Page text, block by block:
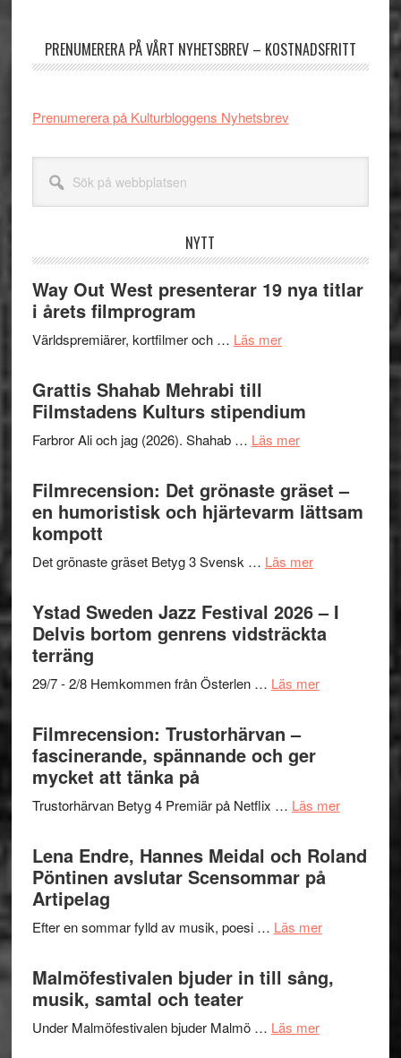
PRENUMERERA PÅ VÅRT NYHETSBREV – KOSTNADSFRITT
Prenumerera på Kulturbloggens Nyhetsbrev
webbplatsen
NYTT
Way Out West presenterar 19 nya titlar
i årets filmprogram
Världspremiärer, kortfilmer och … Läs merom
presenterar
19
titlar
i
Grattis Shahab Mehrabi till
Filmstadens Kulturs stipendium
Farbror Ali och jag (2026). Shahab … Läs merom
Shahab
Mehrabi
till
Kulturs
Filmrecension: Det grönaste gräset –
en humoristisk och hjärtevarm lättsam
kompott
Det grönaste gräset Betyg 3 Svensk … Läs merom
Det
grönaste
gräset
en
hjärtevarm
Ystad Sweden Jazz Festival 2026 – I
Delvis bortom genrens vidsträckta
terräng
29/7 - 2/8 Hemkommen från Österlen … Läs merom
–
Delvis
bortom
terräng
Filmrecension: Trustorhärvan –
fascinerande, spännande och ger
mycket att tänka på
Trustorhärvan Betyg 4 Premiär på Netflix … Läs merom
–
Lena Endre, Hannes Meidal och Roland
Pöntinen avslutar Scensommar på
Artipelag
Efter en sommar fylld av musik, poesi … Läs merom
Hannes
Malmöfestivalen bjuder in till sång,
musik, samtal och teater
Under Malmöfestivalen bjuder Malmö … Läs merom